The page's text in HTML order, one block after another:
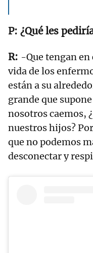
¿Qué les
-Que tengan en
vida de los
están a su
grande que
nosotros caemos,
nuestros hijos?
que no podemos
desconectar y